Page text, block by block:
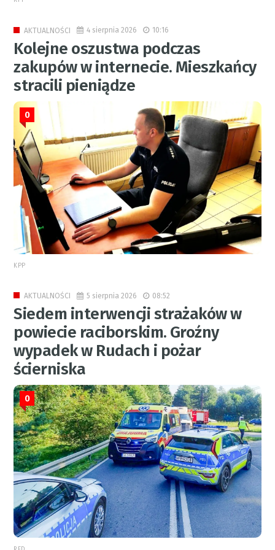
AKTUALNOŚCI 4 sierpnia 2026 10:16
Kolejne oszustwa podczas
zakupów w internecie. Mieszkańcy
stracili pieniądze
0
KPP
AKTUALNOŚCI 5 sierpnia 2026 08:52
Siedem interwencji strażaków w
powiecie raciborskim. Groźny
wypadek w Rudach i pożar
ścierniska
0